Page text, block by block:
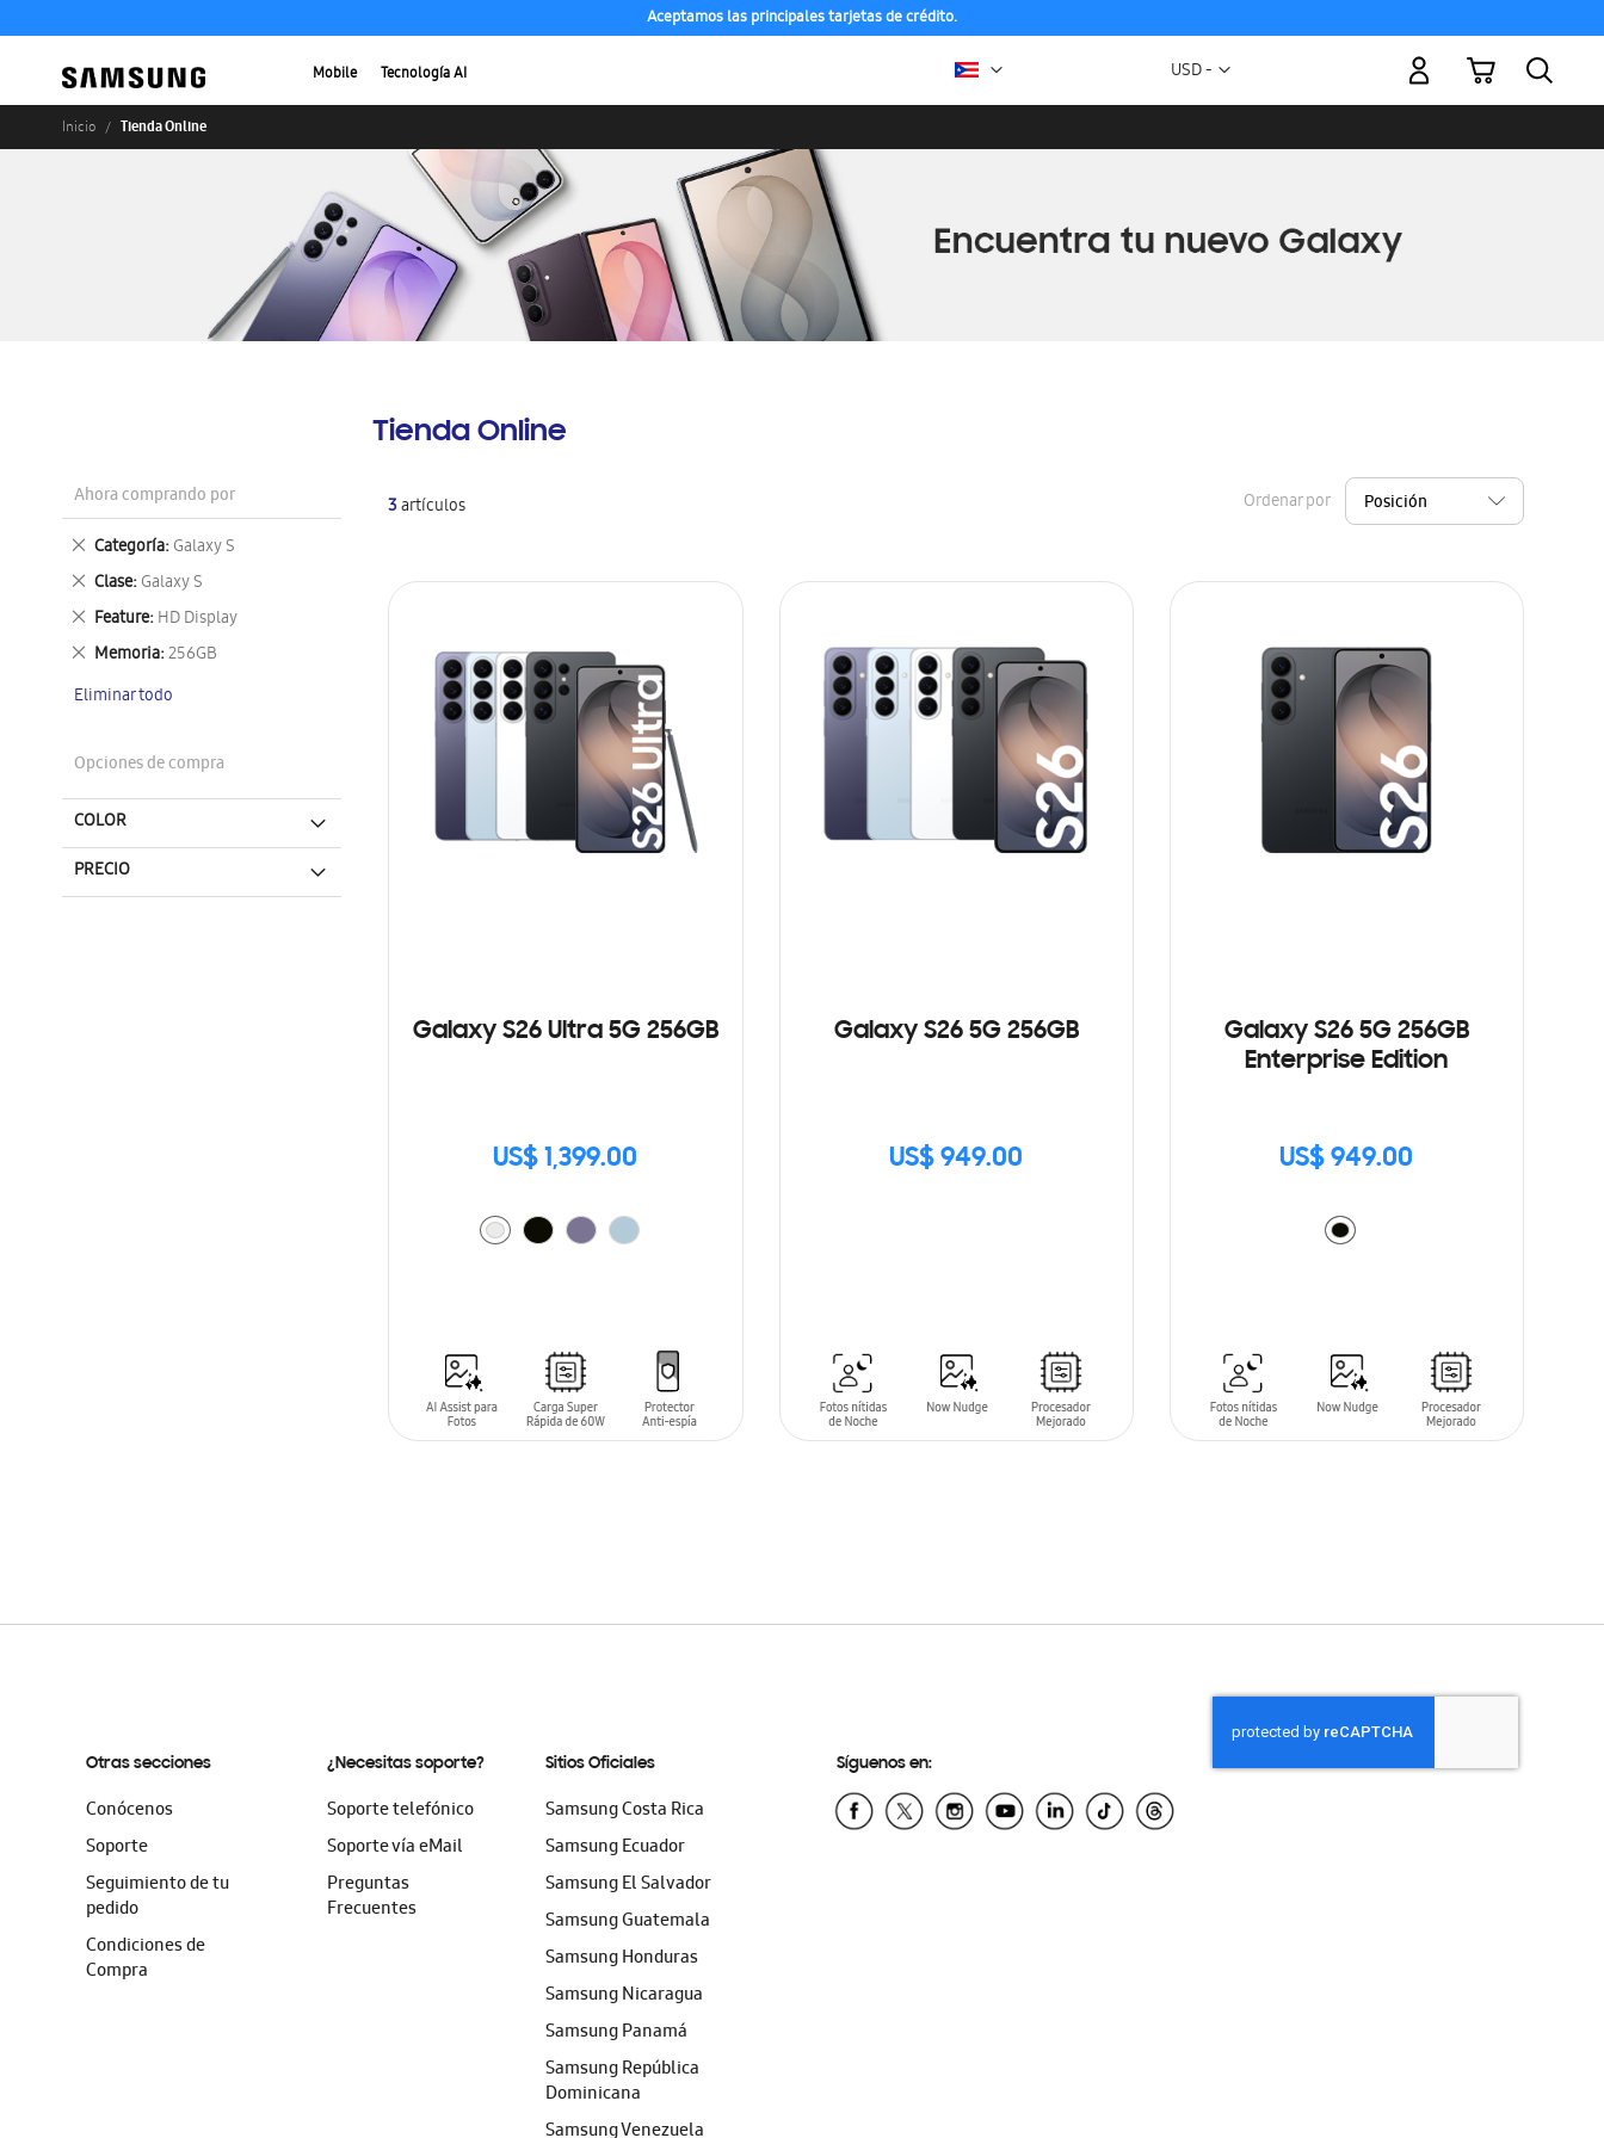
Aceptamos las principales tarjetas de crédito.
Mobile Tecnología AI Moneda
USD -
Mi carrito
Inicio Tienda Online
Tienda Online
3artículos Ordenar por
Galaxy S26 Ultra 5G 256GB
US$ 1,399.00
Galaxy S26 5G 256GB
US$ 949.00
SIN
Galaxy S26 5G 256GB
Enterprise Edition
US$ 949.00
Ahora comprando por
Categoría Galaxy S
Eliminar
este
artículo
Clase Galaxy S
Eliminar
este
artículo
Feature HD Display
Eliminar
este
artículo
Memoria 256GB
Eliminar
artículo
Eliminar todo
Opciones de compra
COLOR
PRECIO
Otras secciones
Conócenos
Soporte
Seguimiento de tu
pedido
Condiciones de
Compra
¿Necesitas soporte?
Soporte telefónico
Soporte vía eMail
Preguntas
Frecuentes
Sitios Oficiales
Samsung Costa Rica
Samsung Ecuador
Samsung El Salvador
Samsung Guatemala
Samsung Honduras
Samsung Nicaragua
Samsung Panamá
Samsung República
Dominicana
Samsung Venezuela
Síguenos en: